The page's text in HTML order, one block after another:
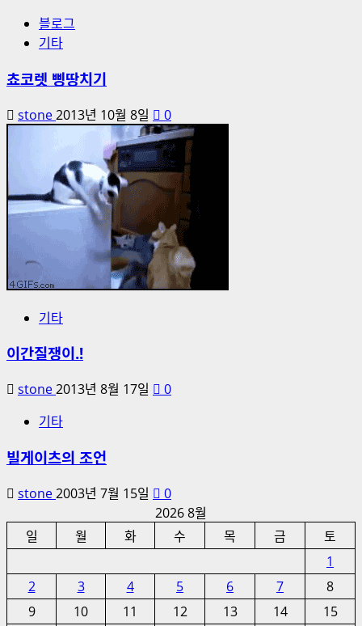
블로그
기타
쵸코렛 삥땅치기
stone2013년 10월 8일 0
기타
이간질쟁이.!
stone2013년 8월 17일
0
기타
빌게이츠의 조언
stone2003년 7월 15일
0
2026 8월
일
월 화 수 목 금
토
1
2
3 4 5 6 7
8
9
10 11 12 13 14
15